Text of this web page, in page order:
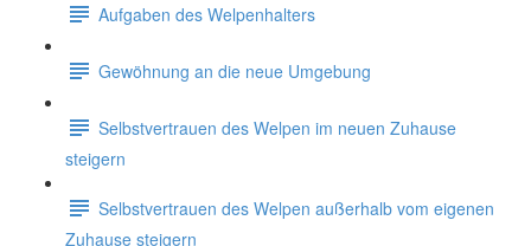
Aufgaben des Welpenhalters
Gewöhnung an die neue Umgebung
Selbstvertrauen des Welpen im neuen Zuhause
steigern
Selbstvertrauen des Welpen außerhalb vom eigenen
Zuhause steigern